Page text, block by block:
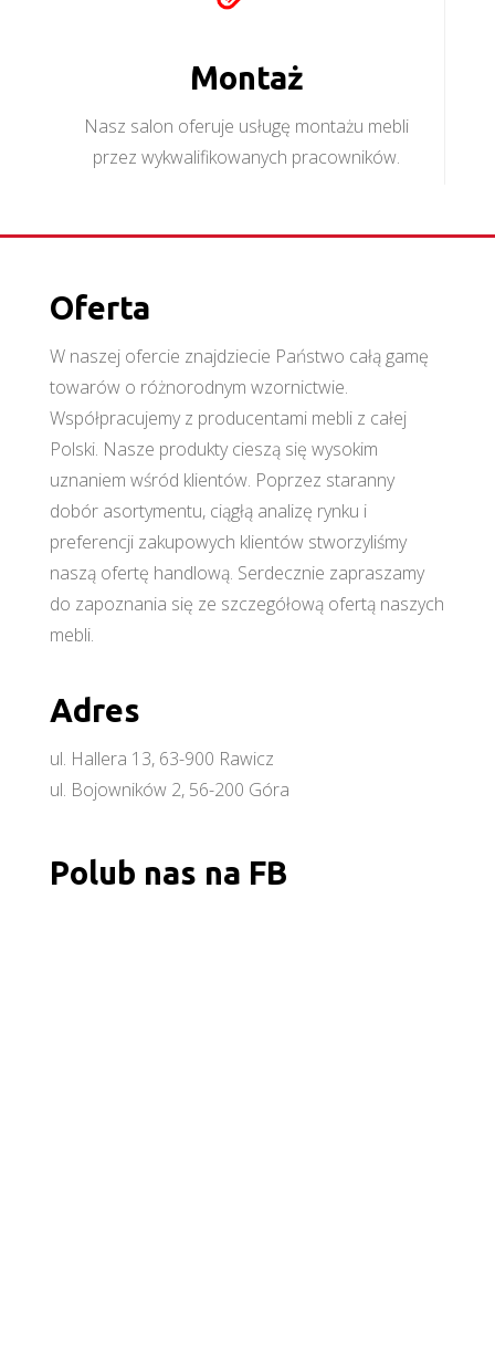
Montaż
Nasz salon oferuje usługę montażu mebli
przez wykwalifikowanych pracowników.
Oferta
W naszej ofercie znajdziecie Państwo całą gamę
towarów o różnorodnym wzornictwie.
Współpracujemy z producentami mebli z całej
Polski. Nasze produkty cieszą się wysokim
uznaniem wśród klientów. Poprzez staranny
dobór asortymentu, ciągłą analizę rynku i
preferencji zakupowych klientów stworzyliśmy
naszą ofertę handlową. Serdecznie zapraszamy
do zapoznania się ze szczegółową ofertą naszych
mebli.
Adres
ul. Hallera 13, 63-900 Rawicz
ul. Bojowników 2, 56-200 Góra
Polub nas na FB